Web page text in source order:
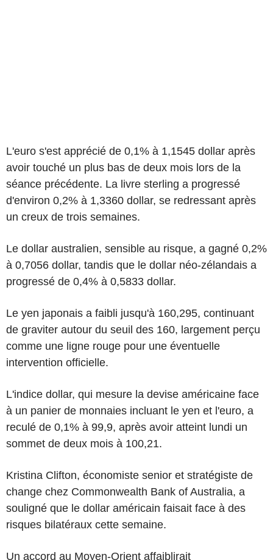
L'euro s'est apprécié de 0,1% à 1,1545 dollar après
avoir touché un plus bas de deux mois lors de la
séance précédente. La livre sterling a progressé
d'environ 0,2% à 1,3360 dollar, se redressant après
un creux de trois semaines.
Le dollar australien, sensible au risque, a gagné 0,2%
à 0,7056 dollar, tandis que le dollar néo-zélandais a
progressé de 0,4% à 0,5833 dollar.
Le yen japonais a faibli jusqu'à 160,295, continuant
de graviter autour du seuil des 160, largement perçu
comme une ligne rouge pour une éventuelle
intervention officielle.
L'indice dollar, qui mesure la devise américaine face
à un panier de monnaies incluant le yen et l'euro, a
reculé de 0,1% à 99,9, après avoir atteint lundi un
sommet de deux mois à 100,21.
Kristina Clifton, économiste senior et stratégiste de
change chez Commonwealth Bank of Australia, a
souligné que le dollar américain faisait face à des
risques bilatéraux cette semaine.
Un accord au Moyen-Orient affaiblirait